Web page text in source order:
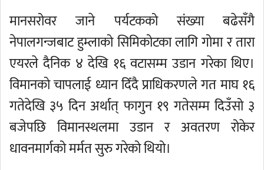
मानसरोवर जाने पर्यटकको संख्या बढेसँगै
नेपालगन्जबाट हुम्लाको सिमिकोटका लागि गोमा र तारा
एयरले दैनिक ४ देखि १६ वटासम्म उडान गरेका थिए।
विमानको चापलाई ध्यान दिँदै प्राधिकरणले गत माघ १६
गतेदेखि ३५ दिन अर्थात् फागुन १९ गतेसम्म दिउँसो ३
बजेपछि विमानस्थलमा उडान र अवतरण रोकेर
धावनमार्गको मर्मत सुरु गरेको थियो।